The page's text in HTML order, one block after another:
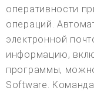
оперативности
операций.
электронной
информацию,
программы,
Software.